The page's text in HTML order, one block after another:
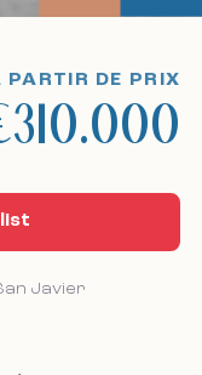
Javier
PARTIR DE PRIX